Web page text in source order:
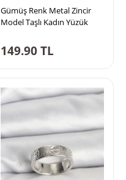
Gümüş Renk Metal Zincir
Model Taşlı Kadın Yüzük
149.90TL